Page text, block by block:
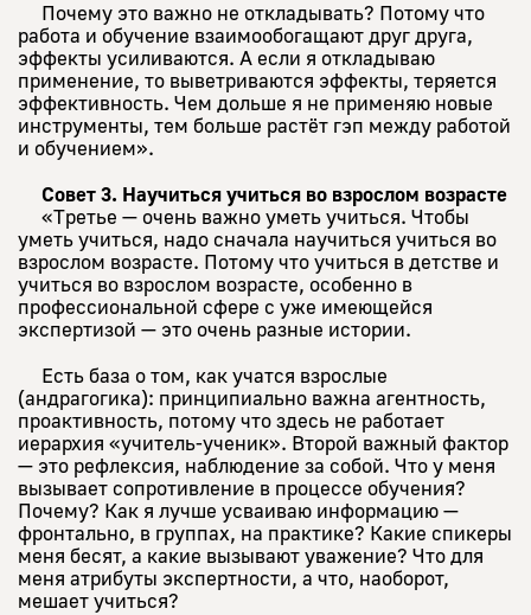
Почему это важно не откладывать? Потому что
работа и обучение взаимообогащают друг друга,
эффекты усиливаются. А если я откладываю
применение, то выветриваются эффекты, теряется
эффективность. Чем дольше я не применяю новые
инструменты, тем больше растёт гэп между работой
и обучением».
Совет 3. Научиться учиться во взрослом возрасте
«Третье — очень важно уметь учиться. Чтобы
уметь учиться, надо сначала научиться учиться во
взрослом возрасте. Потому что учиться в детстве и
учиться во взрослом возрасте, особенно в
профессиональной сфере с уже имеющейся
экспертизой — это очень разные истории.
Есть база о том, как учатся взрослые
(андрагогика): принципиально важна агентность,
проактивность, потому что здесь не работает
иерархия «учитель-ученик». Второй важный фактор
— это рефлексия, наблюдение за собой. Что у меня
вызывает сопротивление в процессе обучения?
Почему? Как я лучше усваиваю информацию —
фронтально, в группах, на практике? Какие спикеры
меня бесят, а какие вызывают уважение? Что для
меня атрибуты экспертности, а что, наоборот,
мешает учиться?